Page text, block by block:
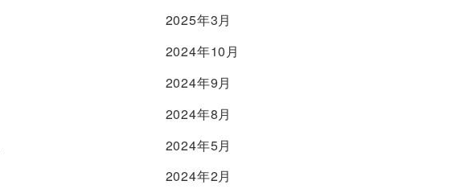
2025年3月
2024年10月
2024年9月
2024年8月
2024年5月
2024年2月